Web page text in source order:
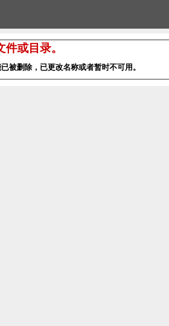
或目录。
被删除，已更改名称或者暂时不可用。